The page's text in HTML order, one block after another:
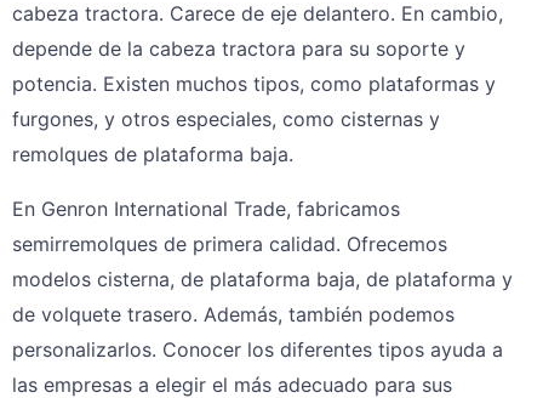
cabeza tractora. Carece de eje delantero. En cambio,
depende de la cabeza tractora para su soporte y
potencia. Existen muchos tipos, como plataformas y
furgones, y otros especiales, como cisternas y
remolques de plataforma baja.
En Genron International Trade, fabricamos
semirremolques de primera calidad. Ofrecemos
modelos cisterna, de plataforma baja, de plataforma y
de volquete trasero. Además, también podemos
personalizarlos. Conocer los diferentes tipos ayuda a
las empresas a elegir el más adecuado para sus